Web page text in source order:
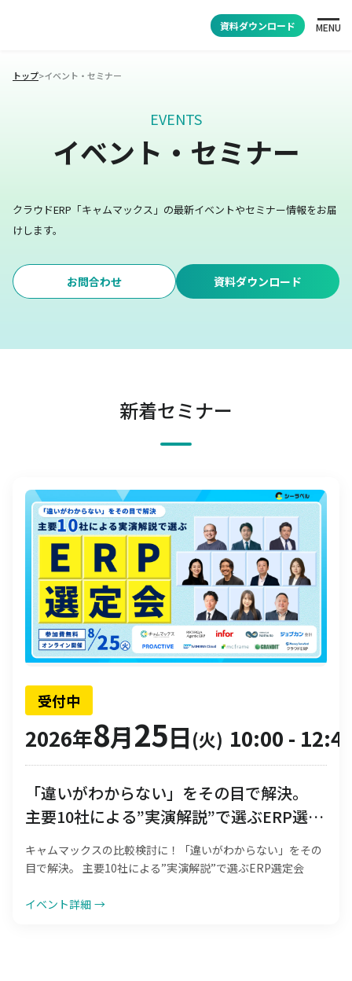
資料ダウンロード MENU
トップ>イベント・セミナー
EVENTS
イベント・セミナー
クラウドERP「キャムマックス」の最新イベントやセミナー情報をお届
けします。
お問合わせ 資料ダウンロード
新着セミナー
受付中
2026年8月25日(火) 10:00 -
「違いがわからない」をその目で解決。
主要10社による”実演解説”で選ぶERP選定
会
キャムマックスの比較検討に！「違いがわからない」をその
目で解決。 主要10社による”実演解説”で選ぶERP選定会
イベント詳細 →